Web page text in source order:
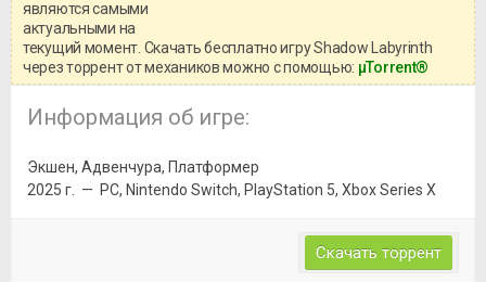
являются самыми
актуальными на
текущий момент. Скачать бесплатно игру Shadow Labyrinth
через торрент от механиков можно с помощью: μTorrent®
Информация об игре:
Экшен, Адвенчура, Платформер
2025 г. — PC, Nintendo Switch, PlayStation 5, Xbox Series X
Скачать торрент